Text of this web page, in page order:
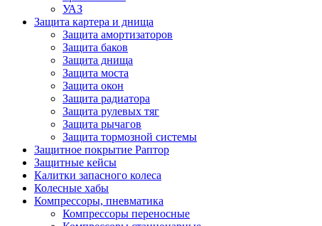
УАЗ
Защита картера и днища
Защита амортизаторов
Защита баков
Защита днища
Защита моста
Защита окон
Защита радиатора
Защита рулевых тяг
Защита рычагов
Защита тормозной системы
Защитное покрытие Раптор
Защитные кейсы
Калитки запасного колеса
Колесные хабы
Компрессоры, пневматика
Компрессоры переносные